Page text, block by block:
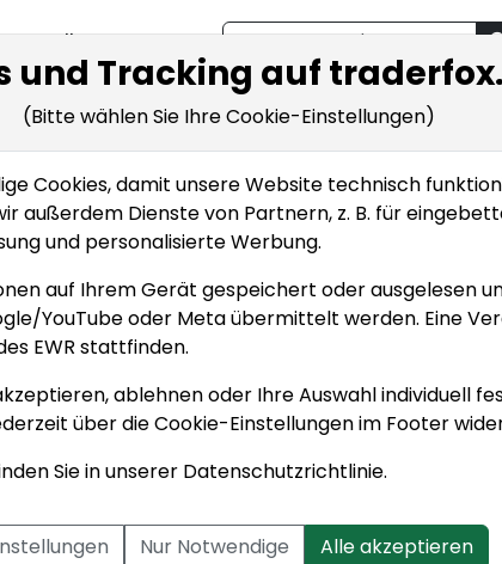
BestellenBestellen
Wissen
Klassische Charttechnik
Distributions-Tage und Follow-Through-Tage
7/7: Distributions-
Through-Tage
Tage
Distributions-Tag (Distribution Day) als einen
als im vorherigen Handelstag. Ein "signifikanter
ein Rückgang von mehr als 0,2 % definiert.
und Tracking auf
(Bitte wählen Sie Ihre Cookie-Einstellungen)
Cookies, damit unsere Website technisch
außerdem Dienste von Partnern, z. B. für
und personalisierte Werbung.
auf Ihrem Gerät gespeichert oder ausgelesen
YouTube oder Meta übermittelt werden. Eine
EWR stattfinden.
ablehnen oder Ihre Auswahl individuell
über dieCookie-Einstellungenim Footer
Sie in unserer Datenschutzrichtlinie.
Nur Notwendige Alle akzeptieren